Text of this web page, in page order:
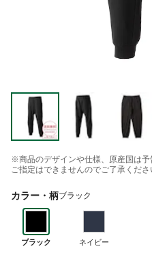
※商品のデザインや仕様、原産国は予
ご指定はできませんのでご了承くださ
カラー・柄ブラック
ブラック ネイビー